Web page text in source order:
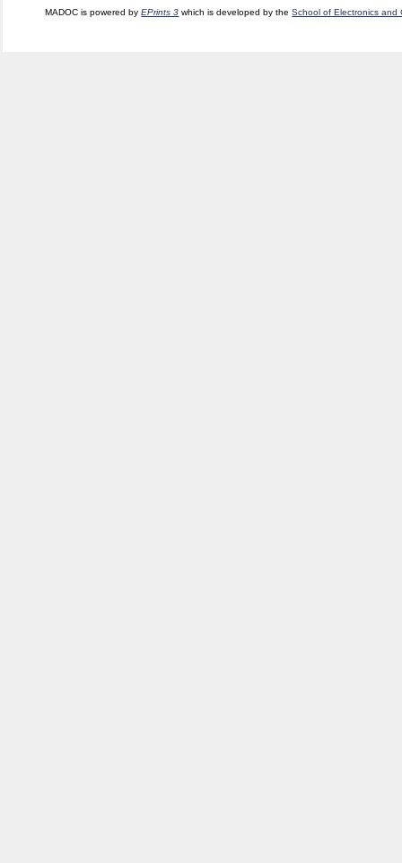
MADOC is powered byEPrints 3 which is developed by theSchool of Electronics and